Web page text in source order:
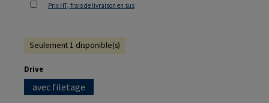
Prix HT, frais de livraison en sus
Seulement 1 disponible(s)
Sélectionnez
Drive
avec filetage